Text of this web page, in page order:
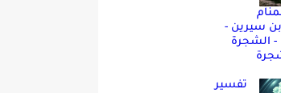
سيرين -
- الشجرة
تفسير